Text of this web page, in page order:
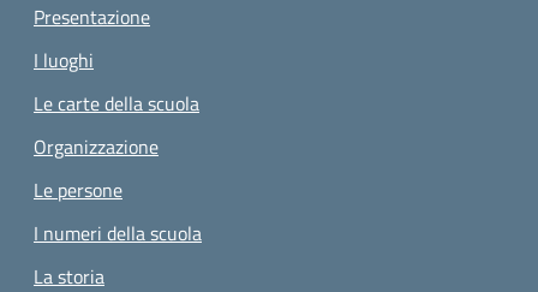
Presentazione
I luoghi
Le carte della scuola
Organizzazione
Le persone
I numeri della scuola
La storia